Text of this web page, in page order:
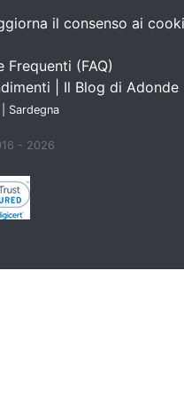
il consenso ai
Frequenti (FAQ)
Il Blog di Adonde
Sardegna
- 2026